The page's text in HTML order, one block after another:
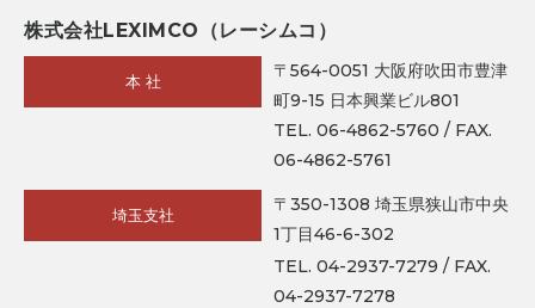
株式会社LEXIMCO（レーシムコ）
本 社
〒564-0051 大阪府吹田市豊津
町9-15 日本興業ビル801
TEL. 06-4862-5760 / FAX.
06-4862-5761
埼玉支社
〒350-1308 埼玉県狭山市中央
1丁目46-6-302
TEL. 04-2937-7279 / FAX.
04-2937-7278